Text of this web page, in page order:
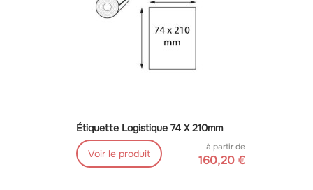
Étiquette Logistique 74 X 210mm
Voir le produit
à partir de
160,20 €